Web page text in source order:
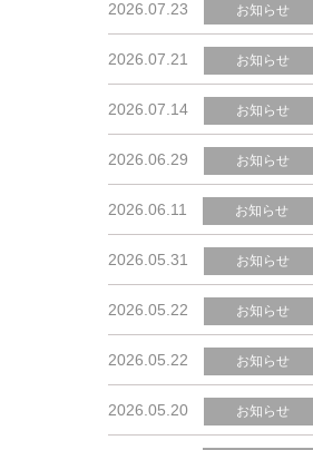
2026.07.23 お知らせ
2026.07.21 お知らせ
2026.07.14 お知らせ
2026.06.29 お知らせ
2026.06.11 お知らせ
2026.05.31 お知らせ
2026.05.22 お知らせ
2026.05.22 お知らせ
2026.05.20 お知らせ